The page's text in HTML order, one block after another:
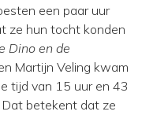
een paar uur
ze hun tocht konden
Dino en de
Martijn Veling kwam
tijd van 15 uur en 43
betekent dat ze